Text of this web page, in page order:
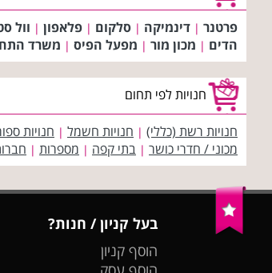
פרטנר | דינמיקה | סלקום | פלאפון | וול
הדים | מכון מור | מפעל הפיס | משרד
חנויות לפי תחום
חנויות רשת (כללי) | חנויות חשמל | חנויות
מכוני / חדרי כושר | בתי קפה | מספרות |
בעל קניון / חנות?
הוסף קניון